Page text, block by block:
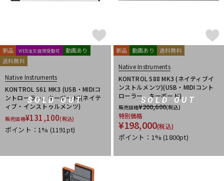
SOLD OUT
新品 WEB注文店頭受取可
動画あり
送料無料
Native Instruments
KONTROL S61 MK3 (USB・MIDIコ
ントローラー、キーボード)(ネイテ
ィブ・インストゥルメンツ)
販売価格¥131,100(税込)
ポイント：1% (1191pt)
SOLD OUT
新品 動画あり 送料無料
Native Instruments
KONTROL S88 MK3 (ネイティブイ
ンストルメンツ)(USB・MIDIコント
ローラー、キーボード)
販売価格¥200,600(税込)
特別価格
¥198,000(税込)
ポイント：1%(1800pt)